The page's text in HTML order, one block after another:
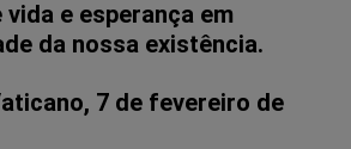
e esperança em
da nossa existência.
7 de fevereiro de